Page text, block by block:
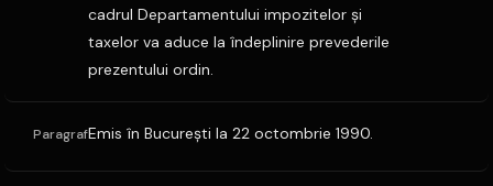
cadrul Departamentului impozitelor şi
taxelor va aduce la îndeplinire prevederile
prezentului ordin.
ParagrafEmis în Bucureşti la 22 octombrie 1990.